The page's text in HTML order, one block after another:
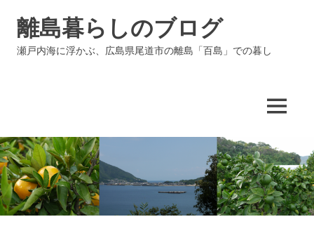
ッ
プ
離島暮らしのブログ
瀬戸内海に浮かぶ、広島県尾道市の離島「百島」での暮し
MENU